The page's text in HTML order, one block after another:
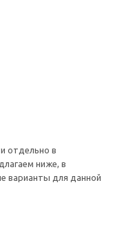
отдельно в
ниже, в
варианты для данной